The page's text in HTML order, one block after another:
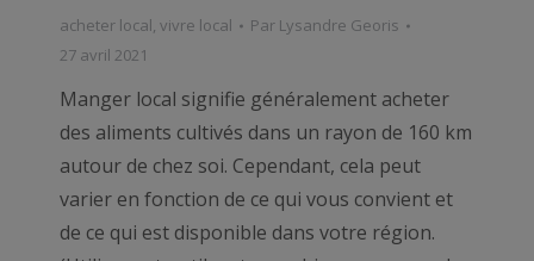
acheter local, vivre local Par Lysandre Georis
27 avril 2021
Manger local signifie généralement acheter
des aliments cultivés dans un rayon de 160 km
autour de chez soi. Cependant, cela peut
varier en fonction de ce qui vous convient et
de ce qui est disponible dans votre région.